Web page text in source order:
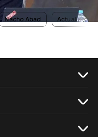
Nacho Abad Actualidad